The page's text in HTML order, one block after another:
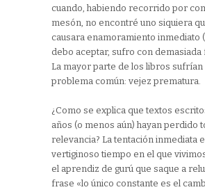
cuando, habiendo recorrido por
mesón, no encontré uno siquiera
causara enamoramiento inmediato
debo aceptar, sufro con demasiada
La mayor parte de los libros sufrían
problema común: vejez prematura.
¿Como se explica que textos
años (o menos aún) hayan perdido
relevancia? La tentación inmediata
vertiginoso tiempo en el que
el aprendiz de gurú que saque a
frase «lo único constante es el